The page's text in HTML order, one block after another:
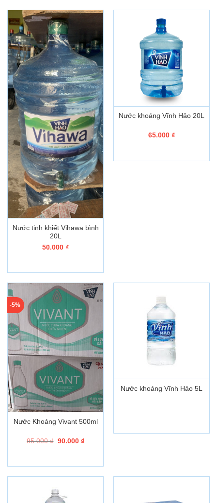
Nước tinh khiết Vihawa bình
20L
50.000 ₫
Nước khoáng Vĩnh Hảo 20L
65.000 ₫
-5%
Nước Khoáng Vivant 500ml
95.000₫ Giá
90.000 ₫Giá
90.000 ₫.
Nước khoáng Vĩnh Hảo 5L